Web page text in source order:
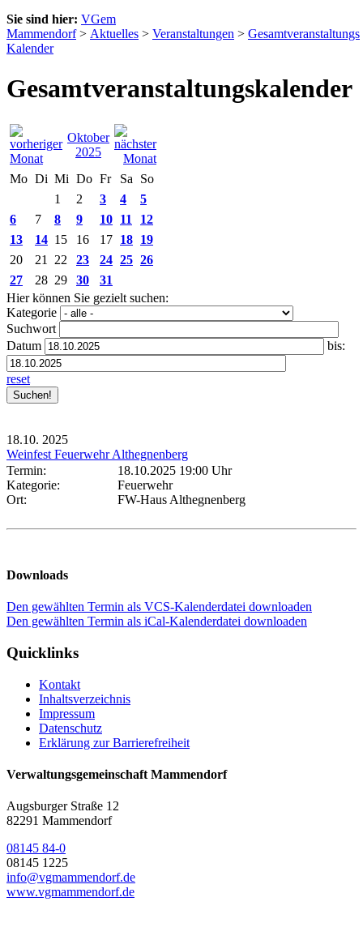
Sie sind hier: VGem
Mammendorf> Aktuelles > Veranstaltungen > Gesamtveranstaltungs
Kalender
Gesamtveranstaltungskalender
Oktober
2025
Mo Di Mi Do Fr Sa
So
1
2 3 4
5
6
7 8 9 10 11
12
13
14 15 16 17 18 19
20
21 22 23 24 25 26
27
28 29 30
31
Hier können Sie gezielt suchen:
Kategorie
Suchwort
Datum
bis:
reset
18.10. 2025
Weinfest Feuerwehr Althegnenberg
Termin:
18.10.2025 19:00 Uhr
Kategorie:
Feuerwehr
Ort:
FW-Haus Althegnenberg
Downloads
Den gewählten Termin als VCS-Kalenderdatei downloaden
Den gewählten Termin als iCal-Kalenderdatei downloaden
Quicklinks
Kontakt
Inhaltsverzeichnis
Impressum
Datenschutz
Erklärung zur Barrierefreiheit
Verwaltungsgemeinschaft Mammendorf
Augsburger Straße 12
82291 Mammendorf
08145 84-0
08145 1225
info@vgmammendorf.de
www.vgmammendorf.de